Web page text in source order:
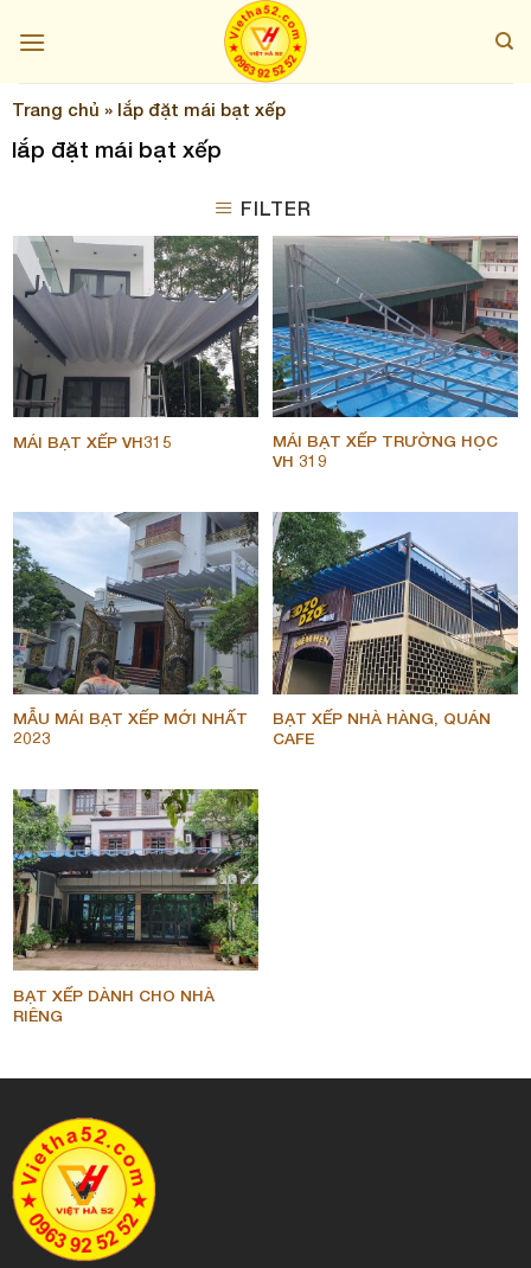
Trang chủ » lắp đặt mái bạt xếp
lắp đặt mái bạt xếp
FILTER
MÁI BẠT XẾP VH315
MÁI BẠT XẾP TRƯỜNG HỌC
VH 319
MẪU MÁI BẠT XẾP MỚI NHẤT
2023
BẠT XẾP NHÀ HÀNG, QUÁN
CAFE
BẠT XẾP DÀNH CHO NHÀ
RIÊNG